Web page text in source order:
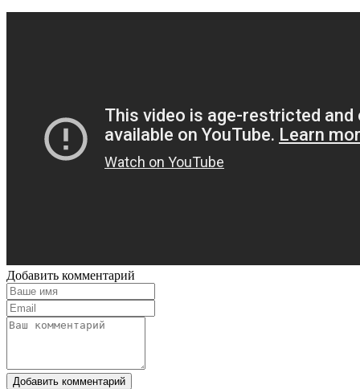
Добавить комментарий
Добавить комментарий